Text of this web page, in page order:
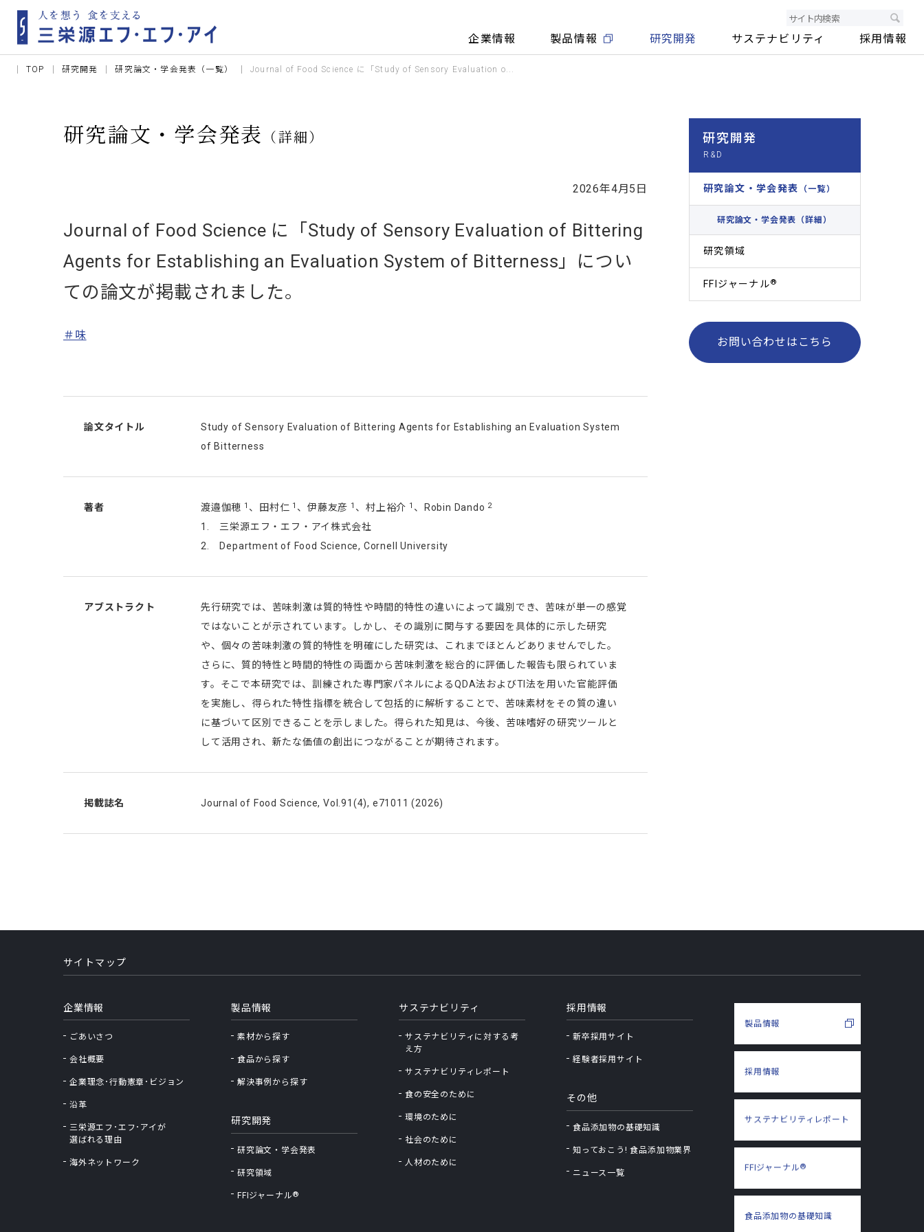
企業情報 製品情報 研究開発 サステナビリティ 採用情報
TOP 研究開発 研究論文・学会発表（一覧） Journal of Food Science に「Study of Sensory Evaluation o...
研究論文・学会発表 （詳細）
2026年4月5日
Journal of Food Science に「Study of Sensory Evaluation of Bittering
Agents for Establishing an Evaluation System of Bitterness」につい
ての論文が掲載されました。
＃味
論文タイトル
Study of Sensory Evaluation of Bittering Agents for Establishing an Evaluation System
of Bitterness
著者 渡邉伽穂 1 、田村仁 1 、伊藤友彦 1 、村上裕介 1 、Robin Dando 2
1. 三栄源エフ・エフ・アイ株式会社
2. Department of Food Science, Cornell University
アブストラクト
先行研究では、苦味刺激は質的特性や時間的特性の違いによって識別でき、苦味が単一の感覚
ではないことが示されています。しかし、その識別に関与する要因を具体的に示した研究
や、個々の苦味刺激の質的特性を明確にした研究は、これまでほとんどありませんでした。
さらに、質的特性と時間的特性の両面から苦味刺激を総合的に評価した報告も限られていま
す。そこで本研究では、訓練された専門家パネルによるQDA法およびTI法を用いた官能評価
を実施し、得られた特性指標を統合して包括的に解析することで、苦味素材をその質の違い
に基づいて区別できることを示しました。得られた知見は、今後、苦味嗜好の研究ツールと
して活用され、新たな価値の創出につながることが期待されます。
掲載誌名 Journal of Food Science, Vol.91(4), e71011 (2026)
研究開発
研究論文・学会発表 （一覧）
研究論文・学会発表（詳細）
研究領域
FFIジャーナル®
お問い合わせはこちら
サイトマップ
企業情報
ごあいさつ
会社概要
企業理念･行動憲章･ビジョン
沿革
三栄源エフ･エフ･アイが
選ばれる理由
海外ネットワーク
製品情報
素材から探す
食品から探す
解決事例から探す
研究開発
研究論文・学会発表
研究領域
FFIジャーナル®
サステナビリティ
サステナビリティに対する考
え⽅
サステナビリティレポート
食の安全のために
環境のために
社会のために
人材のために
採用情報
新卒採用サイト
経験者採用サイト
その他
食品添加物の基礎知識
知っておこう! 食品添加物業界
ニュース一覧
製品情報
採用情報
サステナビリティ レポート
FFIジャーナル®
食品添加物の基礎知識